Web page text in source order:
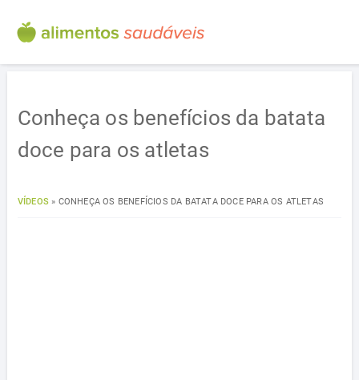
Conheça os benefícios da batata
doce para os atletas
VÍDEOS» CONHEÇA OS BENEFÍCIOS DA BATATA DOCE PARA OS ATLETAS